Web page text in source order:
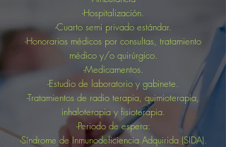
-Hospitalización.
-Cuarto semi privado estándar.
-Honorarios médicos por consultas, tratamiento
médico y/o quirúrgico.
-Medicamentos.
-Estudio de laboratorio y gabinete.
-Tratamientos de radio terapia, quimioterapia,
inhaloterapia y fisioterapia.
-Periodo de espera:
-Síndrome de Inmunodeficiencia Adquirida (SIDA).